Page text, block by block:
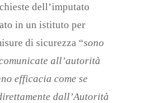
dell’imputato
in un istituto per
di sicurezza “sono
all’autorità
efficacia come se
dall’Autorità